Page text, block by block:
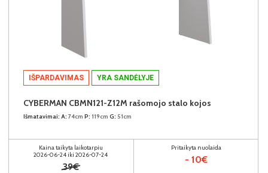
IŠPARDAVIMAS YRA SANDĖLYJE
CYBERMAN CBMN121-Z12M rašomojo stalo kojos
Išmatavimai: A: 74cm P: 119cm G: 51cm
Kaina taikyta laikotarpiu
2026-06-24 iki 2026-07-24
39€
Pritaikyta nuolaida
- 10€